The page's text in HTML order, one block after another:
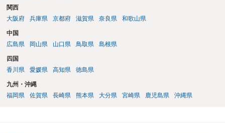
関西
大阪府
兵庫県 京都府 滋賀県 奈良県 和歌山県
中国
広島県
岡山県 山口県 鳥取県 島根県
四国
香川県
愛媛県 高知県 徳島県
九州・沖縄
福岡県
佐賀県 長崎県 熊本県 大分県 宮崎県 鹿児島県 沖縄県